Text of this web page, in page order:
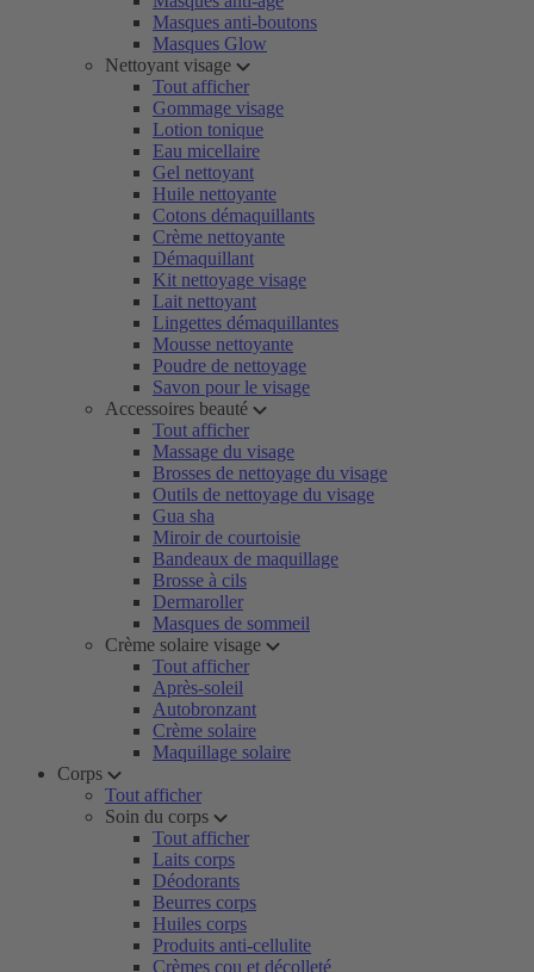
Masques anti-boutons
Masques Glow
Nettoyant visage
Tout afficher
Gommage visage
Lotion tonique
Eau micellaire
Gel nettoyant
Huile nettoyante
Cotons démaquillants
Crème nettoyante
Démaquillant
Kit nettoyage visage
Lait nettoyant
Lingettes démaquillantes
Mousse nettoyante
Poudre de nettoyage
Savon pour le visage
Accessoires beauté
Tout afficher
Massage du visage
Brosses de nettoyage du visage
Outils de nettoyage du visage
Gua sha
Miroir de courtoisie
Bandeaux de maquillage
Brosse à cils
Dermaroller
Masques de sommeil
Crème solaire visage
Tout afficher
Après-soleil
Autobronzant
Crème solaire
Maquillage solaire
Corps
Tout afficher
Soin du corps
Tout afficher
Laits corps
Déodorants
Beurres corps
Huiles corps
Produits anti-cellulite
Crèmes cou et décolleté